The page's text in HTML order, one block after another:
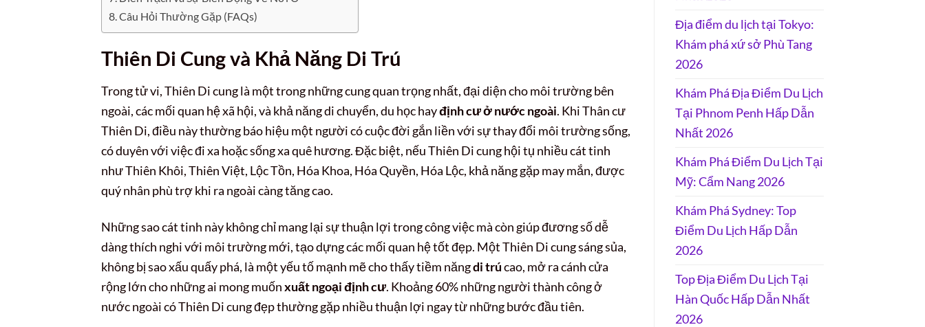
Câu Hỏi Thường Gặp (FAQs)
Thiên Di Cung và Khả Năng Di Trú
Trong tử vi, Thiên Di cung là một trong những cung quan trọng nhất, đại diện cho môi trường bên
ngoài, các mối quan hệ xã hội, và khả năng di chuyển, du học hayđịnh cư ở nước ngoài. Khi Thân cư
Thiên Di, điều này thường báo hiệu một người có cuộc đời gắn liền với sự thay đổi môi trường sống,
có duyên với việc đi xa hoặc sống xa quê hương. Đặc biệt, nếu Thiên Di cung hội tụ nhiều cát tinh
như Thiên Khôi, Thiên Việt, Lộc Tồn, Hóa Khoa, Hóa Quyền, Hóa Lộc, khả năng gặp may mắn, được
quý nhân phù trợ khi ra ngoài càng tăng cao.
Những sao cát tinh này không chỉ mang lại sự thuận lợi trong công việc mà còn giúp đương số dễ
dàng thích nghi với môi trường mới, tạo dựng các mối quan hệ tốt đẹp. Một Thiên Di cung sáng sủa,
không bị sao xấu quấy phá, là một yếu tố mạnh mẽ cho thấy tiềm năngdi trúcao, mở ra cánh cửa
rộng lớn cho những ai mong muốnxuất ngoại định cư. Khoảng 60% những người thành công ở
nước ngoài có Thiên Di cung đẹp thường gặp nhiều thuận lợi ngay từ những bước đầu tiên.
Địa điểm du lịch tại Tokyo:
Khám phá xứ sở Phù Tang
2026
Khám Phá Địa Điểm Du Lịch
Tại Phnom Penh Hấp Dẫn
Nhất 2026
Khám Phá Điểm Du Lịch Tại
Mỹ: Cẩm Nang 2026
Khám Phá Sydney: Top
Điểm Du Lịch Hấp Dẫn
2026
Top Địa Điểm Du Lịch Tại
Hàn Quốc Hấp Dẫn Nhất
2026